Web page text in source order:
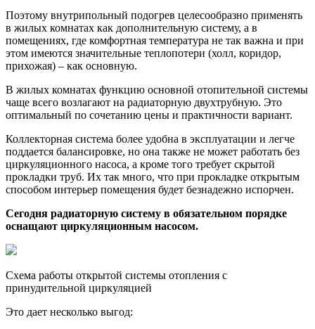
Поэтому внутрипольный подогрев целесообразно применять
в жилых комнатах как дополнительную систему, а в
помещениях, где комфортная температура не так важна и при
этом имеются значительные теплопотери (холл, коридор,
прихожая) – как основную.
В жилых комнатах функцию основной отопительной системы
чаще всего возлагают на радиаторную двухтрубную. Это
оптимальный по сочетанию цены и практичности вариант.
Коллекторная система более удобна в эксплуатации и легче
поддается балансировке, но она также не может работать без
циркуляционного насоса, а кроме того требует скрытой
прокладки труб. Их так много, что при прокладке открытым
способом интерьер помещения будет безнадежно испорчен.
Сегодня радиаторную систему в обязательном порядке
оснащают циркуляционным насосом.
Схема работы открытой системы отопления с
принудительной циркуляцией
Это дает несколько выгод: